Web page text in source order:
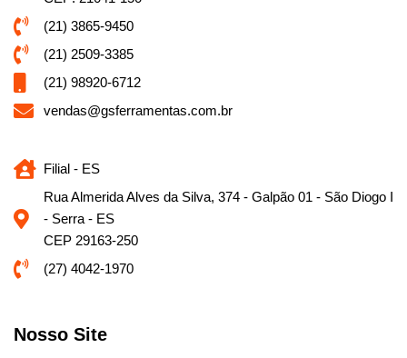
(21) 3865-9450
(21) 2509-3385
(21) 98920-6712
vendas@gsferramentas.com.br
Filial - ES
Rua Almerida Alves da Silva, 374 - Galpão 01 - São Diogo I
- Serra - ES
CEP 29163-250
(27) 4042-1970
Nosso Site